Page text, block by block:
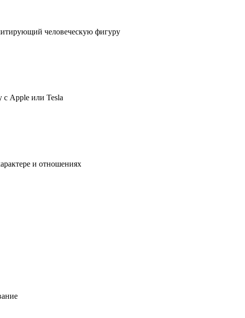
человеческую фигуру
с Apple или Tesla
и отношениях